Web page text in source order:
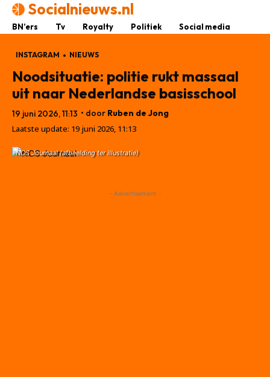
Socialnieuws.nl
BN’ers Tv Royalty Politiek Social media
INSTAGRAM NIEUWS
Noodsituatie: politie rukt massaal
uit naar Nederlandse basisschool
19 juni 2026, 11:13 • door Ruben de Jong
Laatste update: 19 juni 2026, 11:13
NOS Journaal (afbeelding ter illustratie)
- Advertisement -